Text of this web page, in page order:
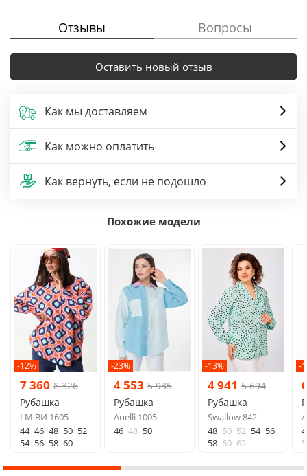
Отзывы Вопросы
Оставить новый отзыв
Как мы доставляем
Как можно оплатить
Как вернуть, если не подошло
Похожие модели
-12%
7 360 8 326
Рубашка
LM ВИ 1605
44 46 48 50 52
54 56 58 60
-23%
4 553 5 935
Рубашка
Anelli 1005
46 48 50
-13%
4 941 5 694
Рубашка
Swallow 842
48 50 52 54 56
58 60 62
-